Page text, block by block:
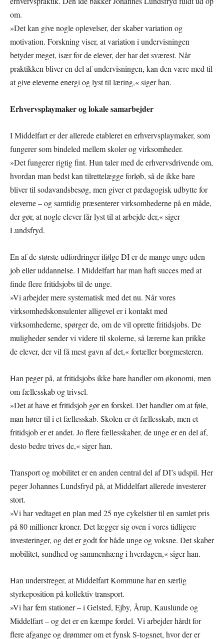
om.
»Det kan give nogle oplevelser, der skaber variation og
motivation. Forskning viser, at variation i undervisningen
betyder meget, især for de elever, der har det sværest. Når
praktikken bliver en del af undervisningen, kan den være med til
at give eleverne energi og lyst til læring,« siger han.
Erhvervsplaymaker og lokale samarbejder
I Middelfart er der allerede etableret en erhvervsplaymaker, som
fungerer som bindeled mellem skoler og virksomheder.
»Det fungerer rigtig fint. Hun taler med de erhvervsdrivende om,
hvordan man bedst kan tilrettelægge forløb, så de ikke bare
bliver til sodavandsbesøg, men giver et pædagogisk udbytte for
eleverne – og samtidig præsenterer virksomhederne på en måde,
der gør, at nogle elever får lyst til at arbejde der,« siger
Lundsfryd.
En af de største udfordringer ifølge DI er de mange unge uden
job eller uddannelse. I Middelfart har man haft succes med at
finde flere fritidsjobs til de unge.
»Vi arbejder mere systematisk med det nu. Når vores
virksomhedskonsulenter alligevel er i kontakt med
virksomhederne, spørger de, om de vil oprette fritidsjobs. De
muligheder sender vi videre til skolerne, så lærerne kan prikke
de elever, der vil få mest gavn af det,« fortæller borgmesteren.
Han peger på, at fritidsjobs ikke bare handler om økonomi, men
om fællesskab og trivsel.
»Det at have et fritidsjob gør en forskel. Det handler om at føle,
man hører til i et fællesskab. Skolen er ét fællesskab, men et
fritidsjob er et andet. Jo flere fællesskaber, de unge er en del af,
desto bedre trives de,« siger han.
Transport og mobilitet er en anden central del af DI’s udspil. Her
peger Johannes Lundsfryd på, at Middelfart allerede investerer
stort.
»Vi har vedtaget en plan med 25 nye cykelstier til en samlet pris
på 80 millioner kroner. Det lægger sig oven i vores tidligere
investeringer, og det er godt for både unge og voksne. Det skaber
mobilitet, sundhed og sammenhæng i hverdagen,« siger han.
Han understreger, at Middelfart Kommune har en særlig
styrkeposition på kollektiv transport.
»Vi har fem stationer – i Gelsted, Ejby, Årup, Kauslunde og
Middelfart – og det er en kæmpe fordel. Vi arbejder hårdt for
flere afgange og drømmer om et fynsk S-togsnet, hvor der er